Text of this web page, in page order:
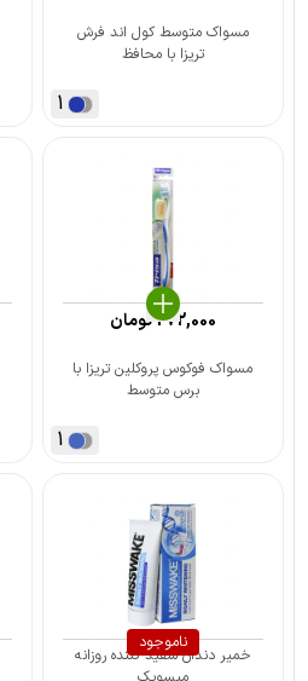
مسواک متوسط کول اند فرش
تریزا با محافظ
1
مسواک فوکوس پروکلین تریزا با
برس متوسط
272,000تومان
1
ناموجود
خمیر دندان سفید کننده روزانه